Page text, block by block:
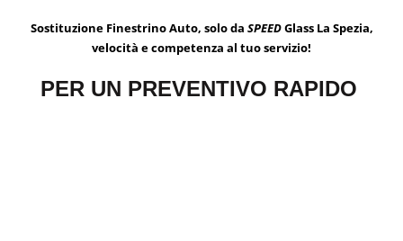
Sostituzione Finestrino Auto, solo da SPEEDGlass La Spezia,
velocità e competenza al tuo servizio!
PER UN PREVENTIVO RAPIDO